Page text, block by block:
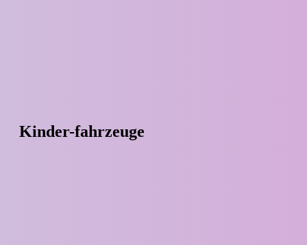
Kinder-fahrzeuge